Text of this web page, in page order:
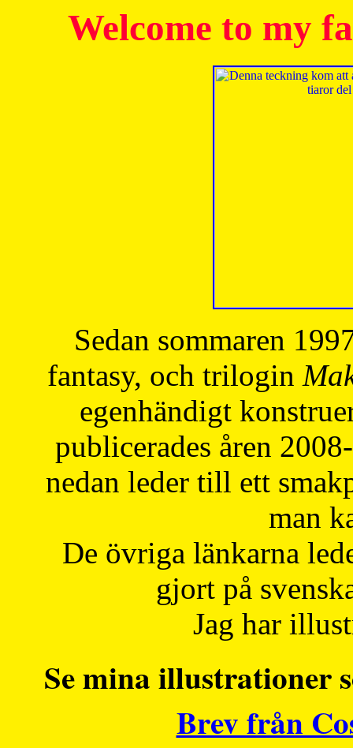
Welcome to my
Sedan sommaren
fantasy, och trilogin
egenhändigt
publicerades åren
nedan leder till ett
man
De övriga länkarna
gjort på
Jag har
Se mina illustrationer
Brev från